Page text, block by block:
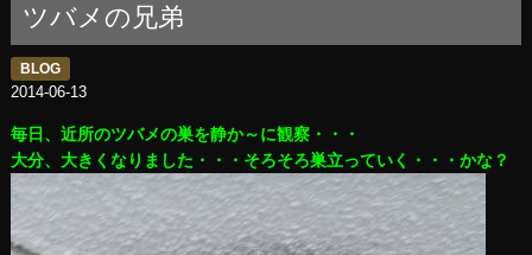
ツバメの兄弟
BLOG
2014-06-13
毎日、近所のツバメの巣を静か～に観察・・・
大分、大きくなりました・・・そろそろ巣立っていく・・・かな？